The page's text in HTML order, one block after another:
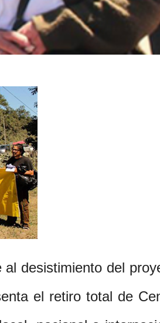
desistimiento del
el retiro total de